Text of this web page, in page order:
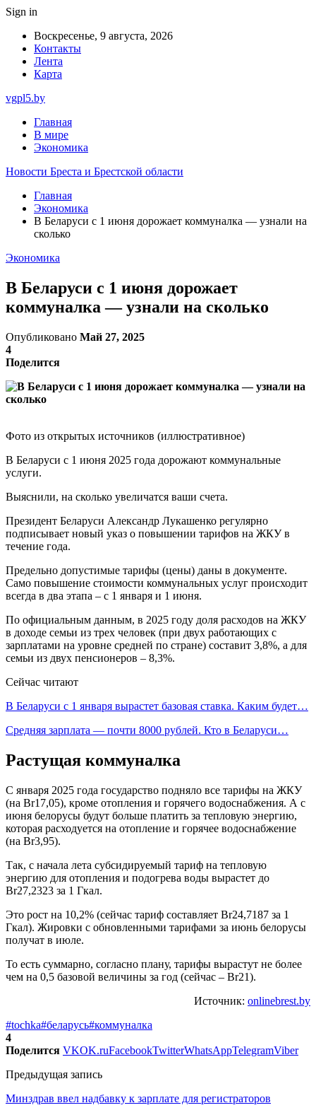
Sign in
Воскресенье, 9 августа, 2026
Контакты
Лента
Карта
vgpl5.by
Главная
В мире
Экономика
Новости Бреста и Брестской области
Главная
Экономика
В Беларуси с 1 июня дорожает коммуналка — узнали на
сколько
Экономика
В Беларуси с 1 июня дорожает
коммуналка — узнали на сколько
Опубликовано Май 27, 2025
4
Поделится
Фото из открытых источников (иллюстративное)
В Беларуси с 1 июня 2025 года дорожают коммунальные
услуги.
Выяснили, на сколько увеличатся ваши счета.
Президент Беларуси Александр Лукашенко регулярно
подписывает новый указ о повышении тарифов на ЖКУ в
течение года.
Предельно допустимые тарифы (цены) даны в документе.
Само повышение стоимости коммунальных услуг происходит
всегда в два этапа – с 1 января и 1 июня.
По официальным данным, в 2025 году доля расходов на ЖКУ
в доходе семьи из трех человек (при двух работающих с
зарплатами на уровне средней по стране) составит 3,8%, а для
семьи из двух пенсионеров – 8,3%.
Сейчас читают
В Беларуси с 1 января вырастет базовая ставка. Каким будет…
Средняя зарплата — почти 8000 рублей. Кто в Беларуси…
Растущая коммуналка
С января 2025 года государство подняло все тарифы на ЖКУ
(на Br17,05), кроме отопления и горячего водоснабжения. А с
июня белорусы будут больше платить за тепловую энергию,
которая расходуется на отопление и горячее водоснабжение
(на Br3,95).
Так, с начала лета субсидируемый тариф на тепловую
энергию для отопления и подогрева воды вырастет до
Br27,2323 за 1 Гкал.
Это рост на 10,2% (сейчас тариф составляет Br24,7187 за 1
Гкал). Жировки с обновленными тарифами за июнь белорусы
получат в июле.
То есть суммарно, согласно плану, тарифы вырастут не более
чем на 0,5 базовой величины за год (сейчас – Br21).
Источник: onlinebrest.by
#tochka#беларусь#коммуналка
4
Поделится VKOK.ruFacebookTwitterWhatsAppTelegramViber
Предыдущая запись
Минздрав ввел надбавку к зарплате для регистраторов